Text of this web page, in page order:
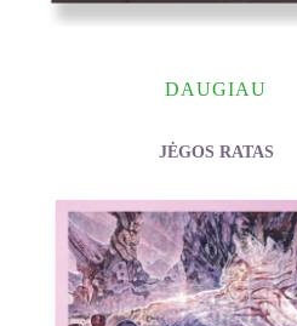
DAUGIAU
JĖGOS RATAS
Hughes-Calero Heather